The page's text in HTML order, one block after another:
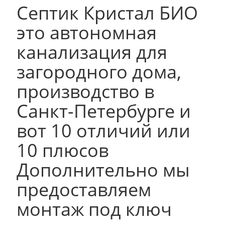
Септик Кристал БИО
это автономная
канализация для
загородного дома,
производство в
Санкт-Петербурге и
вот 10 отличий или
10 плюсов
Дополнительно мы
предоставляем
монтаж под ключ